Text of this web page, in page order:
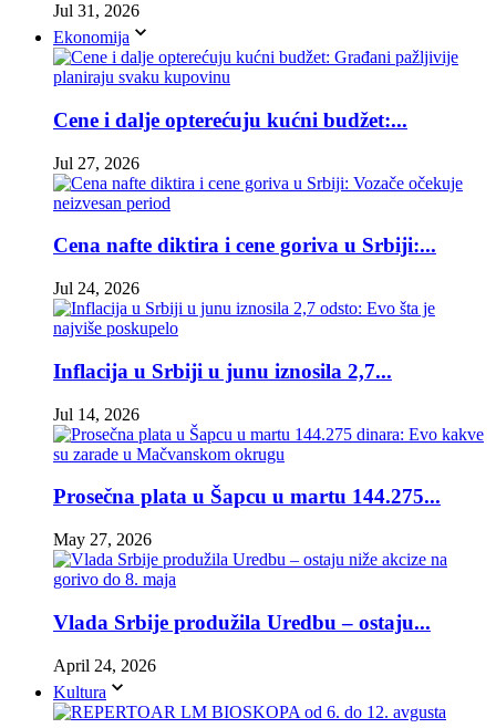
Jul 31, 2026
Ekonomija
Cene i dalje opterećuju kućni budžet:...
Jul 27, 2026
Cena nafte diktira i cene goriva u Srbiji:...
Jul 24, 2026
Inflacija u Srbiji u junu iznosila 2,7...
Jul 14, 2026
Prosečna plata u Šapcu u martu 144.275...
May 27, 2026
Vlada Srbije produžila Uredbu – ostaju...
April 24, 2026
Kultura